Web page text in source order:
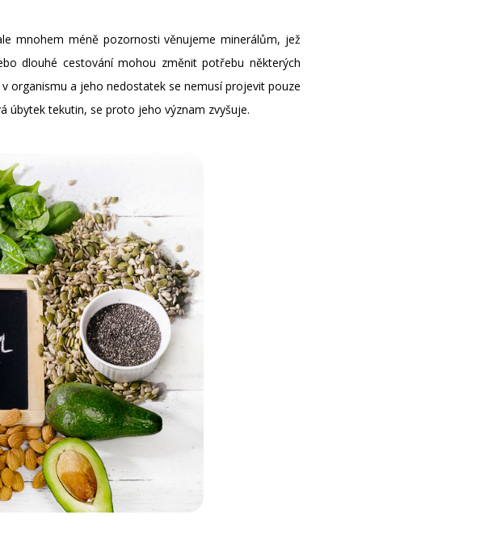
mnohem méně pozornosti věnujeme minerálům, jež
dlouhé cestování mohou změnit potřebu některých
organismu a jeho nedostatek se nemusí projevit pouze
úbytek tekutin, se proto jeho význam zvyšuje.